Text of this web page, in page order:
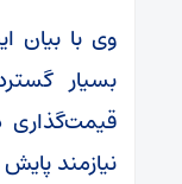
وی با بیان
بسیار
نیازمند